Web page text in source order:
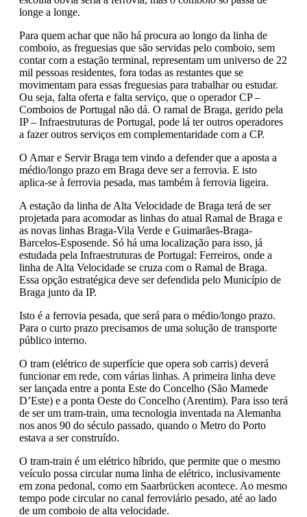
longe a longe.
Para quem achar que não há procura ao longo da linha de
comboio, as freguesias que são servidas pelo comboio, sem
contar com a estação terminal, representam um universo de 22
mil pessoas residentes, fora todas as restantes que se
movimentam para essas freguesias para trabalhar ou estudar.
Ou seja, falta oferta e falta serviço, que o operador CP –
Comboios de Portugal não dá. O ramal de Braga, gerido pela
IP – Infraestruturas de Portugal, pode lá ter outros operadores
a fazer outros serviços em complementaridade com a CP.
O Amar e Servir Braga tem vindo a defender que a aposta a
médio/longo prazo em Braga deve ser a ferrovia. E isto
aplica-se à ferrovia pesada, mas também à ferrovia ligeira.
A estação da linha de Alta Velocidade de Braga terá de ser
projetada para acomodar as linhas do atual Ramal de Braga e
as novas linhas Braga-Vila Verde e Guimarães-Braga-
Barcelos-Esposende. Só há uma localização para isso, já
estudada pela Infraestruturas de Portugal: Ferreiros, onde a
linha de Alta Velocidade se cruza com o Ramal de Braga.
Essa opção estratégica deve ser defendida pelo Município de
Braga junto da IP.
Isto é a ferrovia pesada, que será para o médio/longo prazo.
Para o curto prazo precisamos de uma solução de transporte
público interno.
O tram (elétrico de superfície que opera sob carris) deverá
funcionar em rede, com várias linhas. A primeira linha deve
ser lançada entre a ponta Este do Concelho (São Mamede
D’Este) e a ponta Oeste do Concelho (Arentim). Para isso terá
de ser um tram-train, uma tecnologia inventada na Alemanha
nos anos 90 do século passado, quando o Metro do Porto
estava a ser construído.
O tram-train é um elétrico híbrido, que permite que o mesmo
veículo possa circular numa linha de elétrico, inclusivamente
em zona pedonal, como em Saarbrücken acontece. Ao mesmo
tempo pode circular no canal ferroviário pesado, até ao lado
de um comboio de alta velocidade.